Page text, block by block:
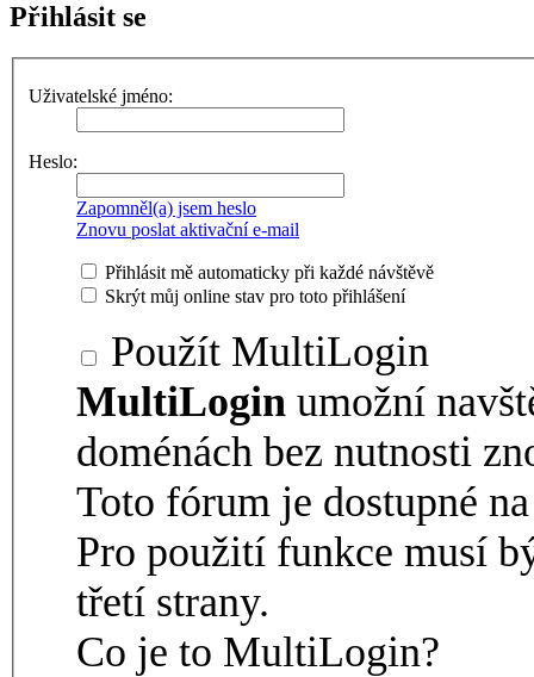
Přihlásit se
Uživatelské jméno:
Heslo:
Zapomněl(a) jsem heslo
Znovu poslat aktivační e-mail
Přihlásit mě automaticky při každé návštěvě
Skrýt můj online stav pro toto přihlášení
Použít MultiLogin
MultiLogin umožní
doménách bez nutnosti
Toto fórum je dostupné
Pro použití funkce musí
třetí strany.
Co je to MultiLogin?